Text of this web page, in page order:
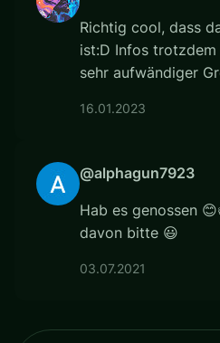
Richtig cool, dass
ist:D Infos
sehr aufwändiger
16.01.2023
@alphagun7923
Hab es genossen
davon bitte 😃
03.07.2021